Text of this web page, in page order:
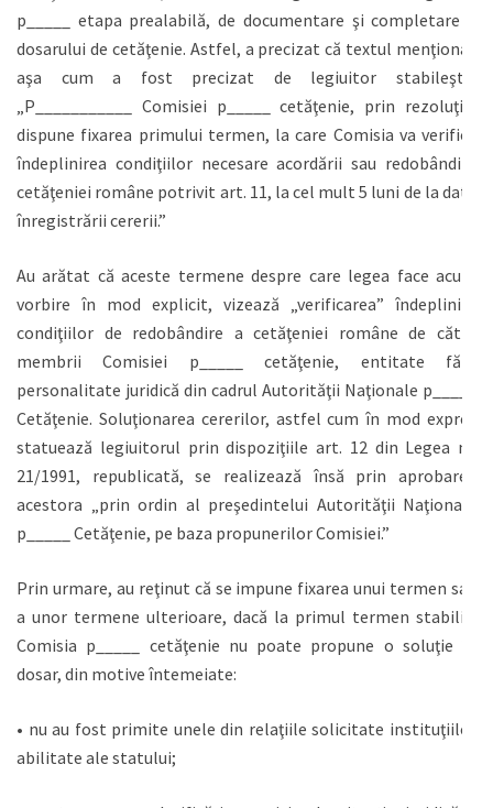
p_____ etapa prealabilă, de documentare şi completare a
dosarului de cetăţenie. Astfel, a precizat că textul menţionat
aşa cum a fost precizat de legiuitor stabileşte:
„P___________ Comisiei p_____ cetăţenie, prin rezoluţie,
dispune fixarea primului termen, la care Comisia va verifica
îndeplinirea condiţiilor necesare acordării sau redobândirii
cetăţeniei române potrivit art. 11, la cel mult 5 luni de la data
înregistrării cererii.”
Au arătat că aceste termene despre care legea face acum
vorbire în mod explicit, vizează „verificarea” îndeplinirii
condiţiilor de redobândire a cetăţeniei române de către
membrii Comisiei p_____ cetăţenie, entitate fără
personalitate juridică din cadrul Autorităţii Naţionale p_____
Cetăţenie. Soluţionarea cererilor, astfel cum în mod expres
statuează legiuitorul prin dispoziţiile art. 12 din Legea nr.
21/1991, republicată, se realizează însă prin aprobarea
acestora „prin ordin al preşedintelui Autorităţii Naţionale
p_____ Cetăţenie, pe baza propunerilor Comisiei.”
Prin urmare, au reţinut că se impune fixarea unui termen sau
a unor termene ulterioare, dacă la primul termen stabilit,
Comisia p_____ cetăţenie nu poate propune o soluţie în
dosar, din motive întemeiate:
• nu au fost primite unele din relaţiile solicitate instituţiilor
abilitate ale statului;